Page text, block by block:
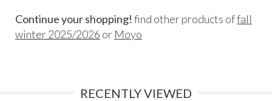
Continue your shopping! find other products offall
winter 2025/2026 or Moyo
RECENTLY VIEWED